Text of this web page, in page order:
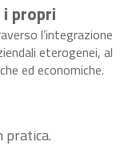
propri
l’integrazione
eterogenei, al
ed economiche.
pratica.